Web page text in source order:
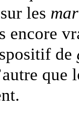
les
encore
de
que